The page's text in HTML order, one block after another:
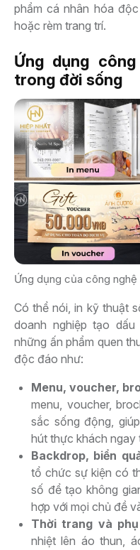
phẩm cá nhân hóa
hoặc rèm trang trí.
Ứng dụng
trong đời sống
Ứng dụng của công nghệ
Có thể nói, in kỹ thuật
doanh nghiệp tạo
những ấn phẩm quen
độc đáo như:
Menu, voucher,
menu, voucher,
sắc sống động,
hút thực khách ngay
Backdrop, biển
tổ chức sự kiện có
số để tạo không
hợp với mọi chủ đề
Thời trang và
nhiệt lên áo thun,